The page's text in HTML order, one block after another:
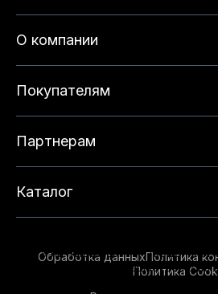
О компании
Покупателям
Партнерам
Каталог
Обработка данныхПолитика
Политика
опыта на нашем сайте. Продолжая
данный сайт, вы соглашаетесь с